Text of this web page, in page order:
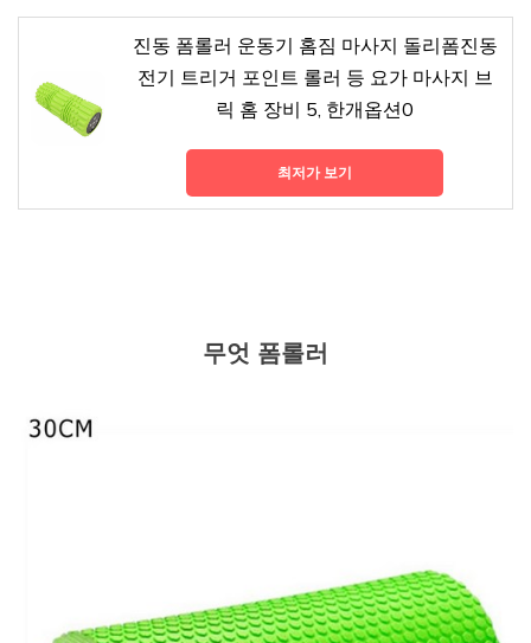
진동 폼롤러 운동기 홈짐 마사지 돌리폼진동
전기 트리거 포인트 롤러 등 요가 마사지 브
릭 홈 장비 5, 한개옵션0
최저가 보기
무엇 폼롤러